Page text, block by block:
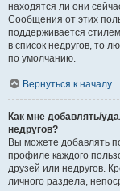
находятся ли они
Сообщения от этих
поддерживается
в список недругов, то
по умолчанию.
Вернуться к началу
Как мне добавлять/
недругов?
Вы можете добавлять
профиле каждого
друзей или недругов.
личного раздела,